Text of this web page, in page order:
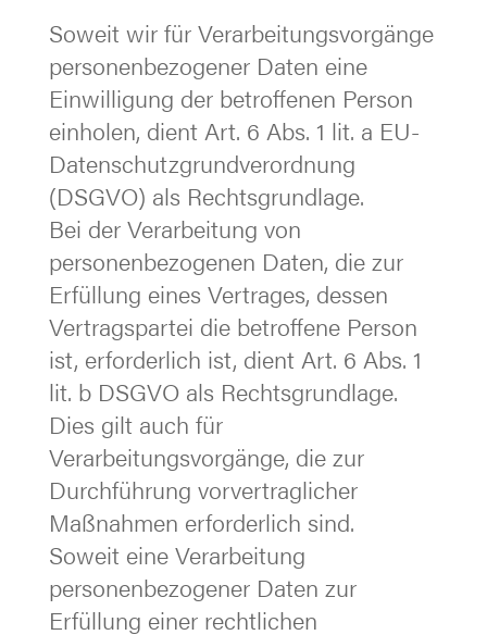
Soweit wir für Verarbeitungsvorgänge
personenbezogener Daten eine
Einwilligung der betroffenen Person
einholen, dient Art. 6 Abs. 1 lit. a EU-
Datenschutzgrundverordnung
(DSGVO) als Rechtsgrundlage.
Bei der Verarbeitung von
personenbezogenen Daten, die zur
Erfüllung eines Vertrages, dessen
Vertragspartei die betroffene Person
ist, erforderlich ist, dient Art. 6 Abs. 1
lit. b DSGVO als Rechtsgrundlage.
Dies gilt auch für
Verarbeitungsvorgänge, die zur
Durchführung vorvertraglicher
Maßnahmen erforderlich sind.
Soweit eine Verarbeitung
personenbezogener Daten zur
Erfüllung einer rechtlichen